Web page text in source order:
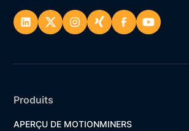
Produits
APERÇU DE MOTIONMINERS